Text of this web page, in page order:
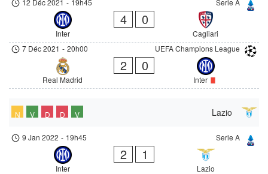
Inter
4 0
Cagliari
UEFA Champions League
7 Déc 2021 - 20h00
Real Madrid
2 0
Inter
Lazio
N V D D V
Serie A
9 Jan 2022 - 19h45
Inter
2 1
Lazio